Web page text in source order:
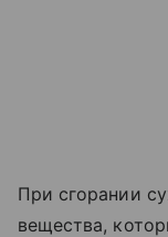
При сгорании
вещества,